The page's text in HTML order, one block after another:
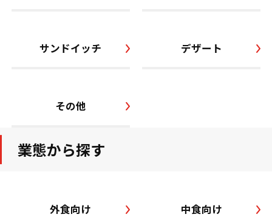
サンドイッチ デザート
その他
業態から探す
外食向け 中食向け